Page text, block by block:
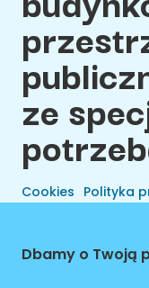
ze
Cookies Polityka
Dbamy o Twoją